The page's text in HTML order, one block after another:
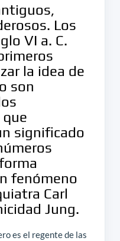
Los
VI a. C.
la idea de
son
significado
fenómeno
Carl
Jung.
es el regente de las